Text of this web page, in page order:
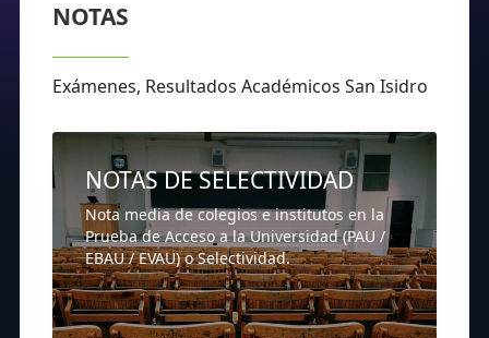
NOTAS
Exámenes, Resultados Académicos San Isidro
NOTAS DE SELECTIVIDAD
Nota media de colegios e institutos en la
Prueba de Acceso a la Universidad (PAU /
EBAU / EVAU) o Selectividad.